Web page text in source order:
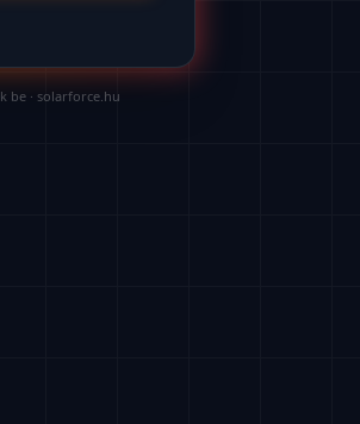
be · solarforce.hu